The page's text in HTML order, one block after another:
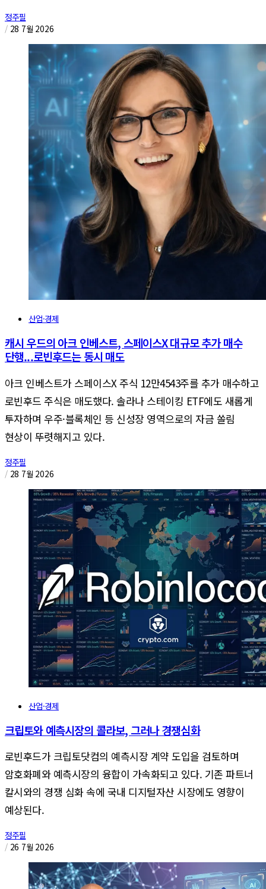
정주필
/ 28 7월 2026
산업·경제
캐시 우드의 아크 인베스트, 스페이스X 대규모 추가 매수
단행...로빈후드는 동시 매도
아크 인베스트가 스페이스X 주식 12만4543주를 추가 매수하고
로빈후드 주식은 매도했다. 솔라나 스테이킹 ETF에도 새롭게
투자하며 우주·블록체인 등 신성장 영역으로의 자금 쏠림
현상이 뚜렷해지고 있다.
정주필
/ 28 7월 2026
산업·경제
크립토와 예측시장의 콜라보, 그러나 경쟁심화
로빈후드가 크립토닷컴의 예측시장 계약 도입을 검토하며
암호화폐와 예측시장의 융합이 가속화되고 있다. 기존 파트너
칼시와의 경쟁 심화 속에 국내 디지털자산 시장에도 영향이
예상된다.
정주필
/ 26 7월 2026